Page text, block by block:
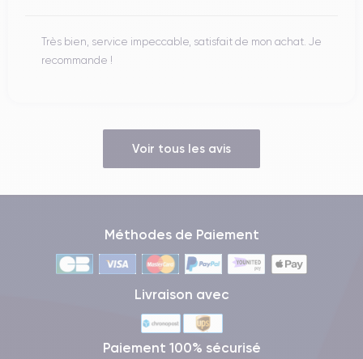
Très bien, service impeccable, satisfait de mon achat. Je
recommande !
Voir tous les avis
Méthodes de Paiement
Livraison avec
Paiement 100% sécurisé